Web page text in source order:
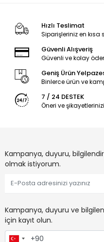
Hızlı Teslimat
Siparişleriniz en kısa
Güvenli Alışveriş
Güvenli ve kolay
Geniş Ürün
Binlerce ürün ve
7 / 24 DESTEK
Öneri ve
Kampanya, duyuru,
olmak istiyorum.
Kampanya, duyuru ve
için kayıt olun.